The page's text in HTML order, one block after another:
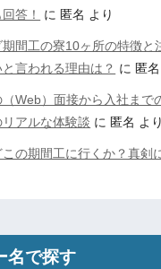
答！
に 匿名 より
期間工の寮10ヶ所の特徴と
言われる理由は？ に 匿名
（Web）面接から入社まで
アルな体験談 に 匿名 より
の期間工に行くか？真剣
名で探す